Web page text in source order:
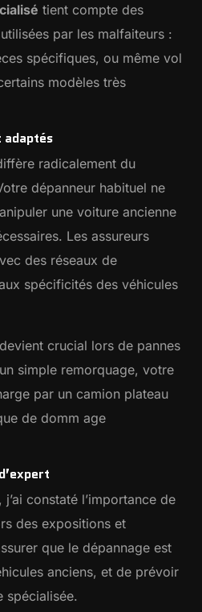
tient compte des
par les malfaiteurs :
spécifiques, ou même vol
modèles très
radicalement du
dépanneur habituel ne
une voiture ancienne
Les assureurs
des réseaux de
spécificités des véhicules
devient crucial lors de pannes
simple remorquage, votre
par un camion plateau
de domm age
j’ai constaté l’importance de
des expositions et
que le dépannage est
anciens, et de prévoir
spécialisée.